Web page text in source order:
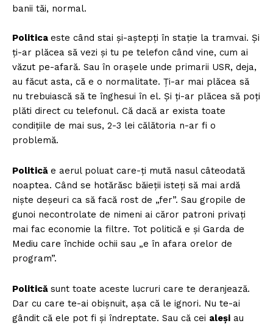
banii tăi, normal.
Politica este când stai și-aștepți în stație la tramvai. Și
ți-ar plăcea să vezi și tu pe telefon când vine, cum ai
văzut pe-afară. Sau în orașele unde primarii USR, deja,
au făcut asta, că e o normalitate. Ți-ar mai plăcea să
nu trebuiască să te înghesui în el. Și ți-ar plăcea să poți
plăti direct cu telefonul. Că dacă ar exista toate
condițiile de mai sus, 2-3 lei călătoria n-ar fi o
problemă.
Politică e aerul poluat care-ți mută nasul câteodată
noaptea. Când se hotărăsc băieții isteți să mai ardă
niște deșeuri ca să facă rost de „fer”. Sau gropile de
gunoi necontrolate de nimeni ai căror patroni privați
mai fac economie la filtre. Tot politică e și Garda de
Mediu care închide ochii sau „e în afara orelor de
program”.
Politică sunt toate aceste lucruri care te deranjează.
Dar cu care te-ai obișnuit, așa că le ignori. Nu te-ai
gândit că ele pot fi și îndreptate. Sau că cei aleși au